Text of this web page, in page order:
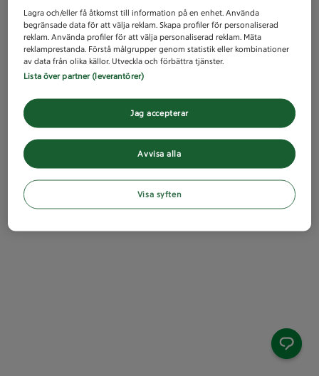
Lagra och/eller få åtkomst till information på en enhet. Använda
begränsade data för att välja reklam. Skapa profiler för personaliserad
reklam. Använda profiler för att välja personaliserad reklam. Mäta
reklamprestanda. Förstå målgrupper genom statistik eller kombinationer
av data från olika källor. Utveckla och förbättra tjänster.
Lista över partner (leverantörer)
Avvisa alla
Jag accepterar
Visa syften